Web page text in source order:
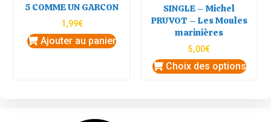
5 COMME UN GARCON
1,99€
Ajouter au panier
SINGLE – Michel
PRUVOT – Les Moules
marinières
5,00€
Choix des options